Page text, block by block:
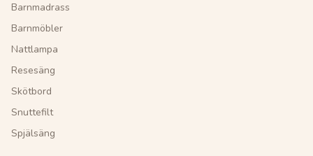
Barnmadrass
Barnmöbler
Nattlampa
Resesäng
Skötbord
Snuttefilt
Spjälsäng